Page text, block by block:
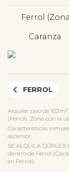
Ferrol
Caranza
FERROL
Alquiler piso de
(Ferrol). Zona con la
Características
ascensor.
SE ALQUILA
dentro de Ferrol
en Ferrol).